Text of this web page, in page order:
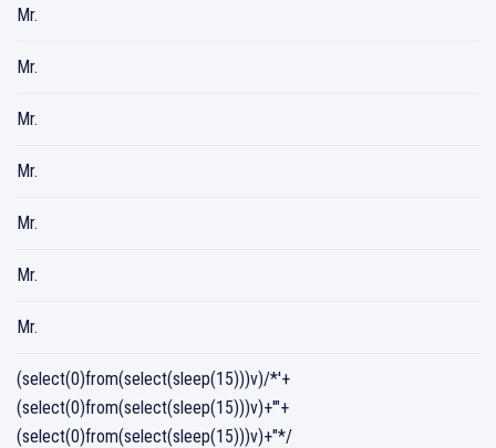
Mr.
Mr.
Mr.
Mr.
Mr.
Mr.
Mr.
(select(0)from(select(sleep(15)))v)/*'+
(select(0)from(select(sleep(15)))v)+'"+
(select(0)from(select(sleep(15)))v)+"*/